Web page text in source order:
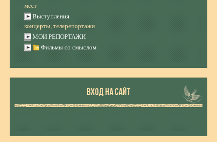
мест
Выступления
концерты, телерепортажи
МОИ РЕПОРТАЖИ
Фильмы со смыслом
ВХОД НА САЙТ